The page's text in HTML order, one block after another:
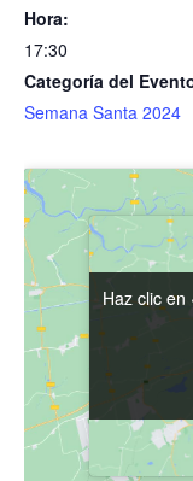
Hora:
17:30
Categoría del
Semana Santa 2024
Haz clic
Haz clic